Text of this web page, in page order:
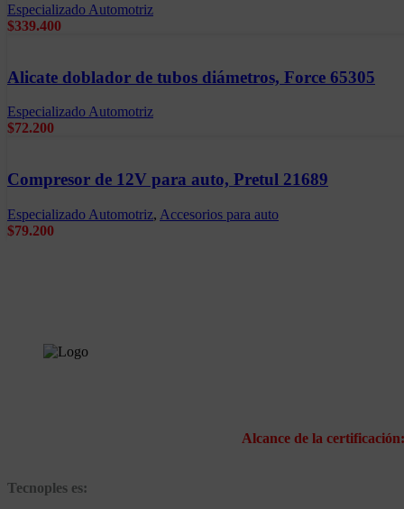
Especializado Automotriz
$339.400
Alicate doblador de tubos diámetros, Force 65305
Especializado Automotriz
$72.200
Compresor de 12V para auto, Pretul 21689
Especializado Automotriz, Accesorios para auto
$79.200
Alcance de la certificación:
Tecnoples es: